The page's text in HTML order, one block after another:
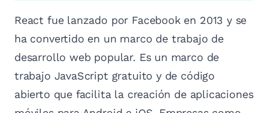
React fue lanzado por Facebook en 2013 y se
ha convertido en un marco de trabajo de
desarrollo web popular. Es un marco de
trabajo JavaScript gratuito y de código
abierto que facilita la creación de aplicaciones